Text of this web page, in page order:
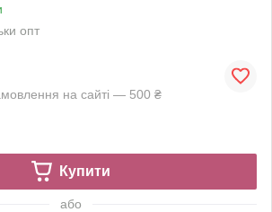
опт
на сайті — 500 ₴
Купити
або